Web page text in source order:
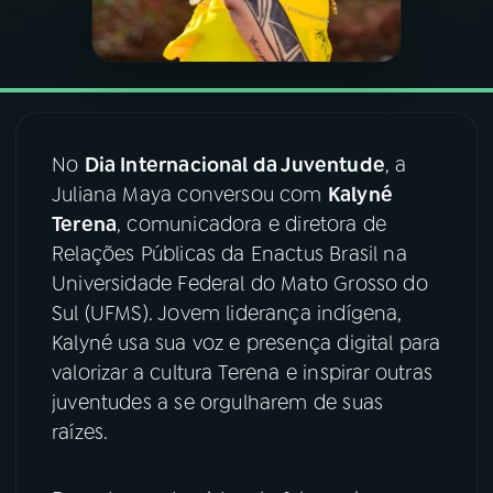
YouTube Facebook
Instagram X
No Dia Internacional da Juventude, a
Juliana Maya conversou com Kalyné
Terena, comunicadora e diretora de
Relações Públicas da Enactus Brasil na
Universidade Federal do Mato Grosso do
Sul (UFMS). Jovem liderança indígena,
Kalyné usa sua voz e presença digital para
valorizar a cultura Terena e inspirar outras
juventudes a se orgulharem de suas
raízes.